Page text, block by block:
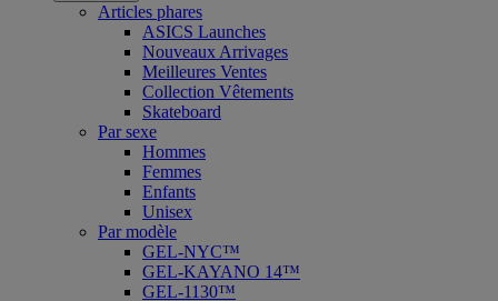
Articles phares
ASICS Launches
Nouveaux Arrivages
Meilleures Ventes
Collection Vêtements
Skateboard
Par sexe
Hommes
Femmes
Enfants
Unisex
Par modèle
GEL-NYC™
GEL-KAYANO 14™
GEL-1130™